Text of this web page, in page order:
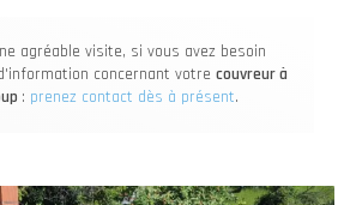
agréable visite, si vous avez besoin
concernant votre couvreurà
: prenez contact dès à présent.